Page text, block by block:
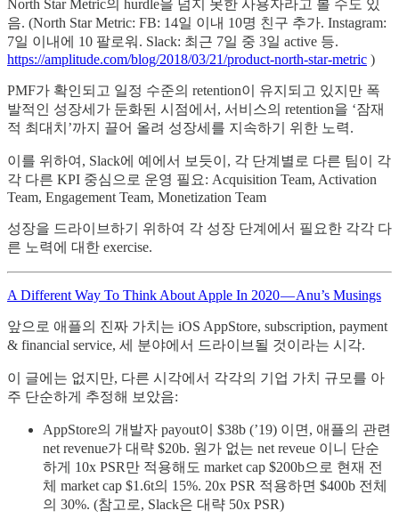
North Star Metric의 hurdle을 넘지 못한 사용자라고 볼 수도 있
음. (North Star Metric: FB: 14일 이내 10명 친구 추가. Instagram:
7일 이내에 10 팔로워. Slack: 최근 7일 중 3일 active 등.
https://amplitude.com/blog/2018/03/21/product-north-star-metric )
PMF가 확인되고 일정 수준의 retention이 유지되고 있지만 폭
발적인 성장세가 둔화된 시점에서, 서비스의 retention을 ‘잠재
적 최대치’까지 끌어 올려 성장세를 지속하기 위한 노력.
이를 위하여, Slack에 예에서 보듯이, 각 단계별로 다른 팀이 각
각 다른 KPI 중심으로 운영 필요: Acquisition Team, Activation
Team, Engagement Team, Monetization Team
성장을 드라이브하기 위하여 각 성장 단계에서 필요한 각각 다
른 노력에 대한 exercise.
A Different Way To Think About Apple In 2020 — Anu’s Musings
앞으로 애플의 진짜 가치는 iOS AppStore, subscription, payment
& financial service, 세 분야에서 드라이브될 것이라는 시각.
이 글에는 없지만, 다른 시각에서 각각의 기업 가치 규모를 아
주 단순하게 추정해 보았음:
AppStore의 개발자 payout이 $38b (’19) 이면, 애플의 관련
net revenue가 대략 $20b. 원가 없는 net reveue 이니 단순
하게 10x PSR만 적용해도 market cap $200b으로 현재 전
체 market cap $1.6t의 15%. 20x PSR 적용하면 $400b 전체
의 30%. (참고로, Slack은 대략 50x PSR)